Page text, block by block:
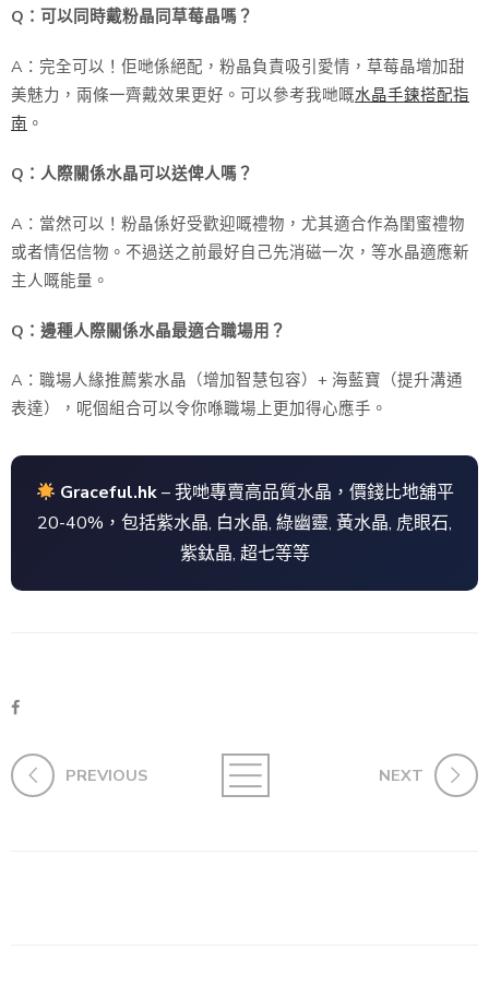
Q：可以同時戴粉晶同草莓晶嗎？
A：完全可以！佢哋係絕配，粉晶負責吸引愛情，草莓晶增加甜
美魅力，兩條一齊戴效果更好。可以參考我哋嘅水晶手鍊搭配指
南 。
Q：人際關係水晶可以送俾人嗎？
A：當然可以！粉晶係好受歡迎嘅禮物，尤其適合作為閨蜜禮物
或者情侶信物。不過送之前最好自己先消磁一次，等水晶適應新
主人嘅能量。
Q：邊種人際關係水晶最適合職場用？
A：職場人緣推薦紫水晶（增加智慧包容）+ 海藍寶（提升溝通
表達），呢個組合可以令你喺職場上更加得心應手。
Graceful.hk– 我哋專賣高品質水晶，價錢比地舖平
20-40%，包括紫水晶, 白水晶, 綠幽靈, 黃水晶, 虎眼石,
紫鈦晶, 超七等等
PREVIOUS NEXT